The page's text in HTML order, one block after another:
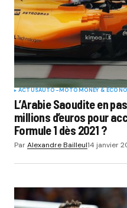
ACTUSAUTO-MOTOMONEY &
L’Arabie Saoudite en
millions d’euros pour
Formule 1 dès 2021 ?
ParAlexandre Bailleul14 janvier